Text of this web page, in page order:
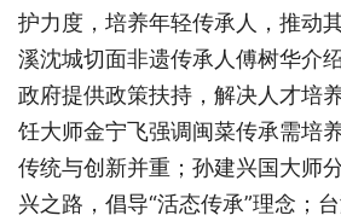
护力度，培养年轻传承人，推动
溪沈城切面非遗传承人傅树华介
政府提供政策扶持，解决人才培
饪大师金宁飞强调闽菜传承需培
传统与创新并重； 孙建兴国大师
兴之路，倡导“活态传承”理念 ；